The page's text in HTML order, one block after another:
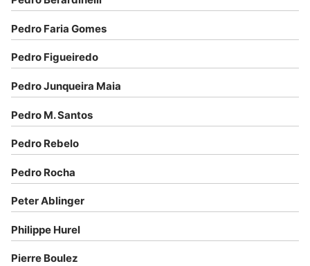
Pedro Faria Gomes
Pedro Figueiredo
Pedro Junqueira Maia
Pedro M. Santos
Pedro Rebelo
Pedro Rocha
Peter Ablinger
Philippe Hurel
Pierre Boulez